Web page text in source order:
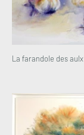
La farandole des aulx